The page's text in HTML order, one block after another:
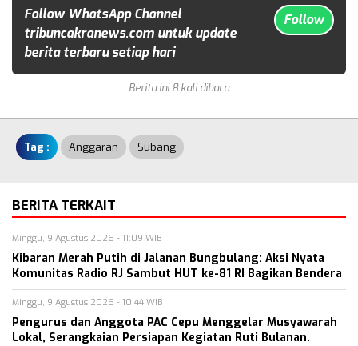
Follow WhatsApp Channel
tribuncakranews.com untuk update
berita terbaru setiap hari
Follow
Berita ini 8 kali dibaca
Tag : Anggaran Subang
BERITA TERKAIT
Minggu, 9 Agustus 2026 - 11:09 WIB
Kibaran Merah Putih di Jalanan Bungbulang: Aksi Nyata
Komunitas Radio RJ Sambut HUT ke-81 RI Bagikan Bendera
Minggu, 9 Agustus 2026 - 10:44 WIB
Pengurus dan Anggota PAC Cepu Menggelar Musyawarah
Lokal, Serangkaian Persiapan Kegiatan Ruti Bulanan.